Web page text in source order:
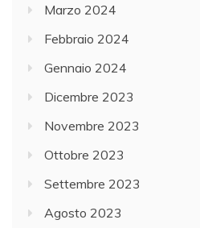
Marzo 2024
Febbraio 2024
Gennaio 2024
Dicembre 2023
Novembre 2023
Ottobre 2023
Settembre 2023
Agosto 2023